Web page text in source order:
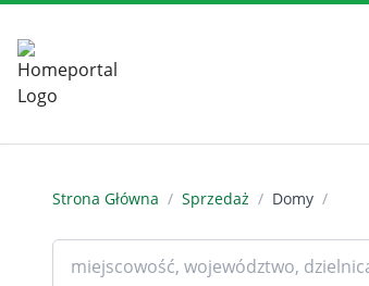
Strona Główna / Sprzedaż / Domy /